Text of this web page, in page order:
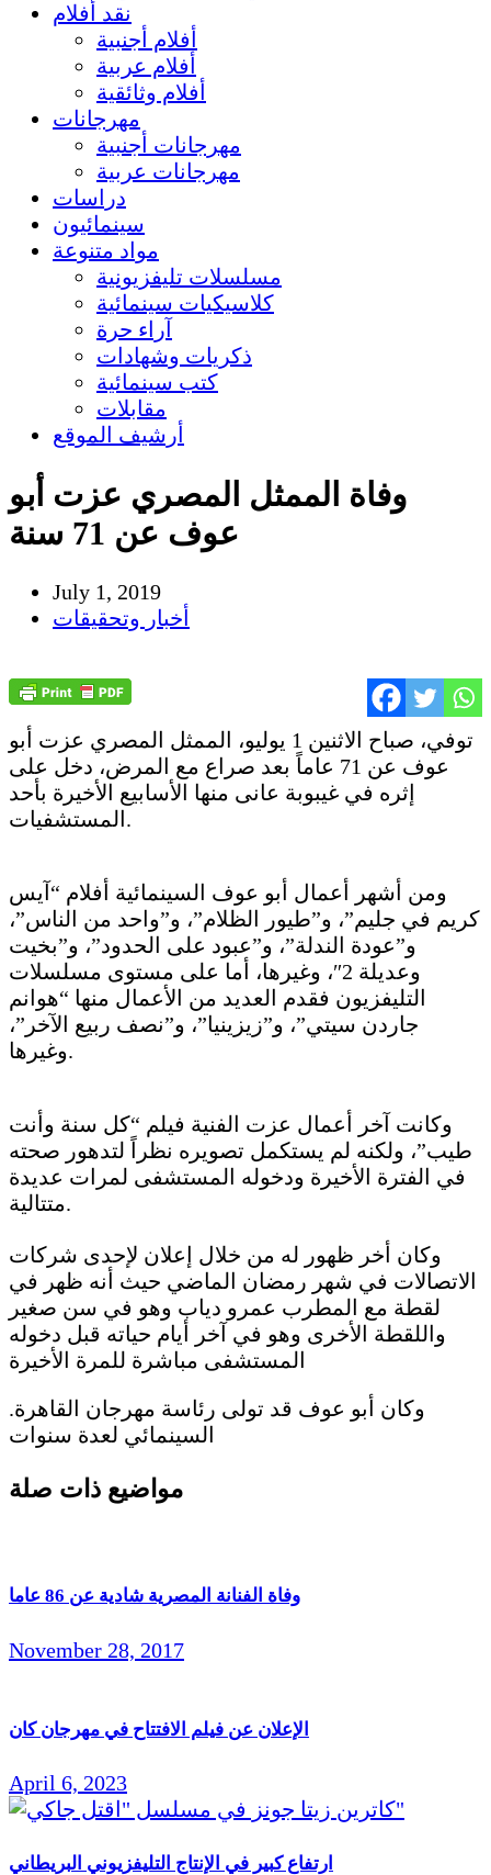
نقد أفلام
أفلام أجنبية
أفلام عربية
أفلام وثائقية
مهرجانات
مهرجانات أجنبية
مهرجانات عربية
دراسات
سينمائيون
مواد متنوعة
مسلسلات تليفزيونية
كلاسيكيات سينمائية
آراء حرة
ذكريات وشهادات
كتب سينمائية
مقابلات
أرشيف الموقع
وفاة الممثل المصري عزت أبو
عوف عن 71 سنة
July 1, 2019
أخبار وتحقيقات
توفي، صباح الاثنين 1 يوليو، الممثل المصري عزت أبو
عوف عن 71 عاماً بعد صراع مع المرض، دخل على
إثره في غيبوبة عانى منها الأسابيع الأخيرة بأحد
المستشفيات.
ومن أشهر أعمال أبو عوف السينمائية أفلام “آيس
كريم في جليم”، و”طيور الظلام”، و”واحد من الناس”،
و”عودة الندلة”، و”عبود على الحدود”، و”بخيت
وعديلة 2″، وغيرها، أما على مستوى مسلسلات
التليفزيون فقدم العديد من الأعمال منها “هوانم
جاردن سيتي”، و”زيزينيا”، و”نصف ربيع الآخر”،
وغيرها.
وكانت آخر أعمال عزت الفنية فيلم “كل سنة وأنت
طيب”، ولكنه لم يستكمل تصويره نظراً لتدهور صحته
في الفترة الأخيرة ودخوله المستشفى لمرات عديدة
متتالية.
وكان أخر ظهور له من خلال إعلان لإحدى شركات
الاتصالات في شهر رمضان الماضي حيث أنه ظهر في
لقطة مع المطرب عمرو دياب وهو في سن صغير
واللقطة الأخرى وهو في آخر أيام حياته قبل دخوله
المستشفى مباشرة للمرة الأخيرة
.وكان أبو عوف قد تولى رئاسة مهرجان القاهرة
السينمائي لعدة سنوات
مواضيع ذات صلة
وفاة الفنانة المصرية شادية عن 86 عاما
November 28, 2017
الإعلان عن فيلم الافتتاح في مهرجان كان
April 6, 2023
ارتفاع كبير في الإنتاج التليفزيوني البريطاني